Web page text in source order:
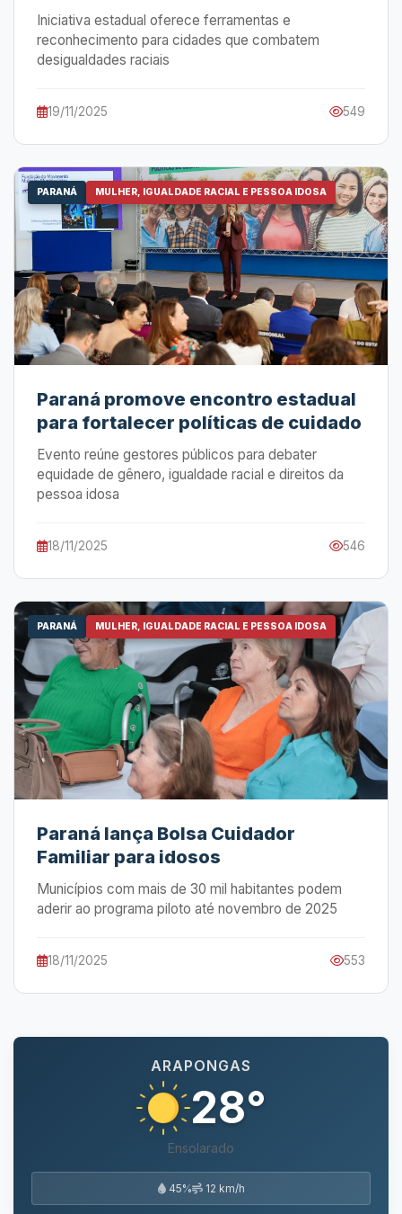
Iniciativa estadual oferece ferramentas e
reconhecimento para cidades que combatem
desigualdades raciais
19/11/2025 549
PARANÁ MULHER, IGUALDADE RACIAL E PESSOA IDOSA
Paraná promove encontro estadual
para fortalecer políticas de cuidado
Evento reúne gestores públicos para debater
equidade de gênero, igualdade racial e direitos da
pessoa idosa
18/11/2025 546
PARANÁ MULHER, IGUALDADE RACIAL E PESSOA IDOSA
Paraná lança Bolsa Cuidador
Familiar para idosos
Municípios com mais de 30 mil habitantes podem
aderir ao programa piloto até novembro de 2025
18/11/2025 553
ARAPONGAS
28°
Ensolarado
45% 12 km/h